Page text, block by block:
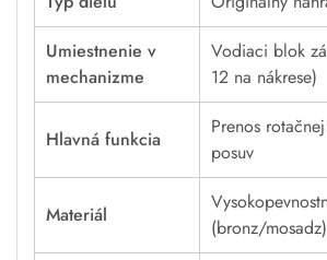
Umiestnenie v
mechanizme
Vodiaci blok
12 na nákrese)
Hlavná funkcia
Prenos
posuv
Materiál
(bronz/mosadz)